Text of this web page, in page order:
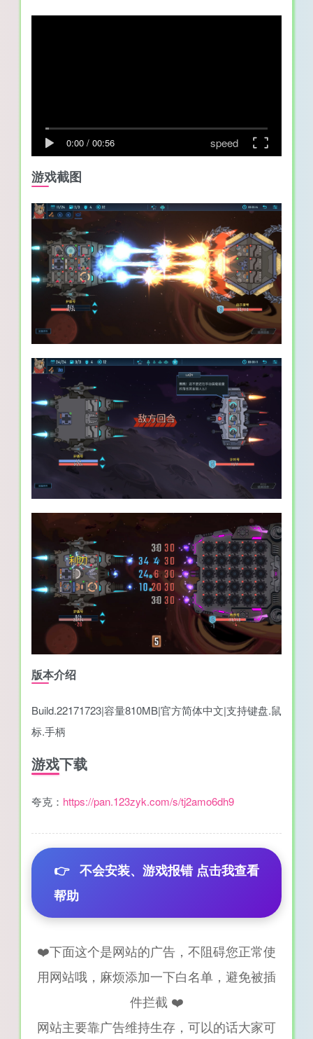
0:00 / 00:56 speed
游戏截图
版本介绍
Build.22171723|容量810MB|官方简体中文|支持键盘.鼠
标.手柄
游戏下载
夸克： https://pan.123zyk.com/s/tj2amo6dh9
👉 不会安装、游戏报错 点击我查看
帮助
❤️下面这个是网站的广告，不阻碍您正常使
用网站哦，麻烦添加一下白名单，避免被插
件拦截 ❤️
网站主要靠广告维持生存，可以的话大家可